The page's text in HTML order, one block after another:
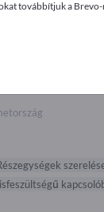
továbbítjuk a